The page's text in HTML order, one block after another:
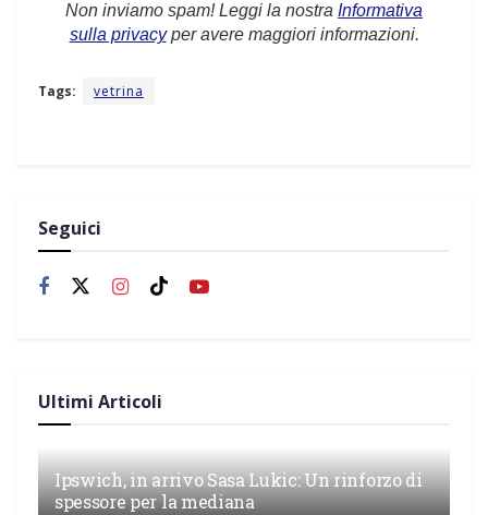
Non inviamo spam! Leggi la nostra Informativa
sulla privacyper avere maggiori informazioni.
Tags: vetrina
Seguici
Ultimi Articoli
Ipswich, in arrivo Sasa Lukic: Un rinforzo di
spessore per la mediana